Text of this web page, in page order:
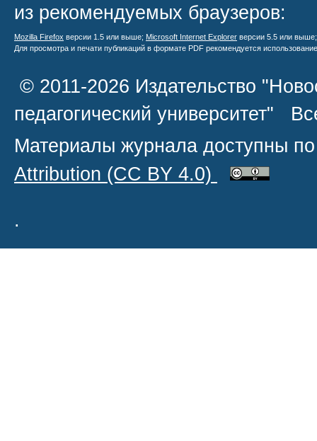
из рекомендуемых браузеров:
Mozilla Firefox версии 1.5 или выше; Microsoft Internet Explorer версии 5.5 или
Для просмотра и печати публикаций в формате PDF рекомендуется
© 2011-2026 Издательство
педагогический университет"
Материалы журнала доступны
Attribution (CC BY 4.0)
.